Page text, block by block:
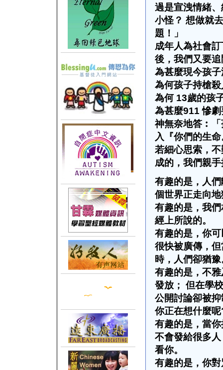
過是宣洩情緒
小怪？ 想做就
題！」
成年人為社會
後，我們又要追
為甚麼現今孩
為何孩子持槍殺
為何13歲的孩
為甚麼911慘劇
神無奈地答︰
入『你們的生
若細心思索，
成的，我們親
有趣的是，人
個世界正走向
有趣的是，我
經上所說的。
有趣的是，你
很快被廣傳，
時，人們卻猶豫
有趣的是，不
發放； 但在學
公開討論卻被抑
你正在想什麼呢
有趣的是，當
不會發給很多
看你。
有趣的是，你